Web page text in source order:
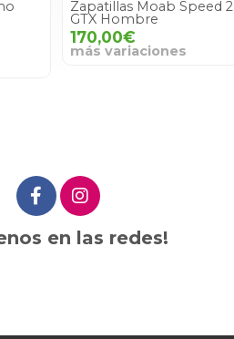
Zapatillas Moab Speed 2
GTX Hombre
170,00€
más variaciones
en las redes!